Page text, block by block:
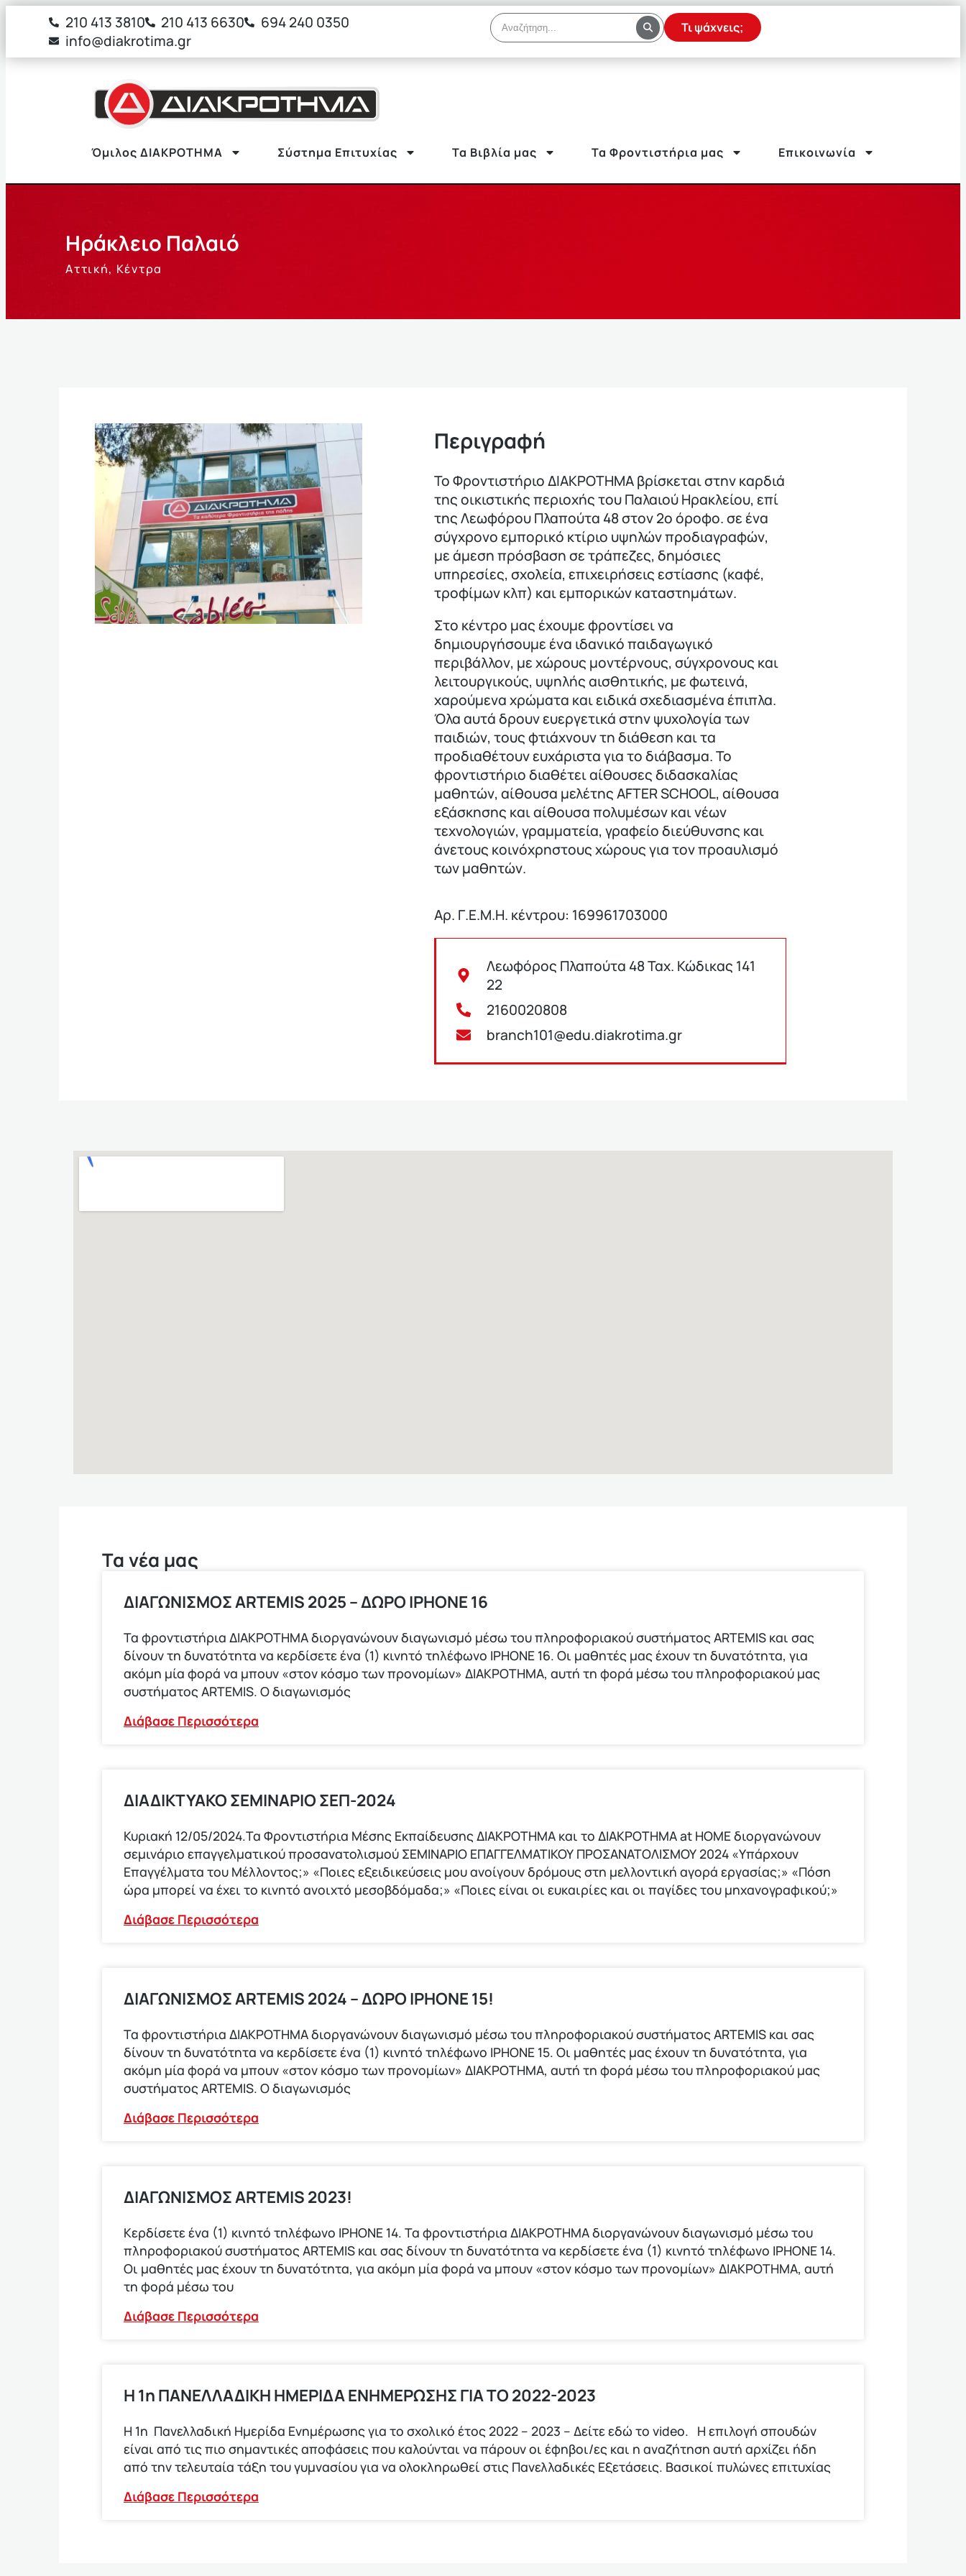
στο
περιεχόμενο210 413 3810 210 413 6630
694 240 0350
info@diakrotima.gr
Τι ψάχνεις;
Όμιλος ΔΙΑΚΡΟΤΗΜΑ Σύστημα Επιτυχίας Τα Βιβλία μας Τα Φροντιστήρια μας Επικοινωνία
Ηράκλειο Παλαιό
Αττική, Κέντρα
Περιγραφή
Το Φροντιστήριο ΔΙΑΚΡΟΤΗΜΑ βρίσκεται στην καρδιά
της οικιστικής περιοχής του Παλαιού Ηρακλείου, επί
της Λεωφόρου Πλαπούτα 48 στον 2ο όροφο. σε ένα
σύγχρονο εμπορικό κτίριο υψηλών προδιαγραφών,
με άμεση πρόσβαση σε τράπεζες, δημόσιες
υπηρεσίες, σχολεία, επιχειρήσεις εστίασης (καφέ,
τροφίμων κλπ) και εμπορικών καταστημάτων.
Στο κέντρο μας έχουμε φροντίσει να
δημιουργήσουμε ένα ιδανικό παιδαγωγικό
περιβάλλον, με χώρους μοντέρνους, σύγχρονους και
λειτουργικούς, υψηλής αισθητικής, με φωτεινά,
χαρούμενα χρώματα και ειδικά σχεδιασμένα έπιπλα.
Όλα αυτά δρουν ευεργετικά στην ψυχολογία των
παιδιών, τους φτιάχνουν τη διάθεση και τα
προδιαθέτουν ευχάριστα για το διάβασμα. Το
φροντιστήριο διαθέτει αίθουσες διδασκαλίας
μαθητών, αίθουσα μελέτης AFTER SCHOOL, αίθουσα
εξάσκησης και αίθουσα πολυμέσων και νέων
τεχνολογιών, γραμματεία, γραφείο διεύθυνσης και
άνετους κοινόχρηστους χώρους για τον προαυλισμό
των μαθητών.
Αρ. Γ.Ε.Μ.Η. κέντρου: 169961703000
Λεωφόρος Πλαπούτα 48 Ταχ. Κώδικας 141
22
2160020808
branch101@edu.diakrotima.gr
Τα νέα μας
ΔΙΑΓΩΝΙΣΜΟΣ ARTEMIS 2025 – ΔΩΡΟ ΙPHONE 16
Τα φροντιστήρια ΔΙΑΚΡΟΤΗΜΑ διοργανώνουν διαγωνισμό μέσω του πληροφοριακού συστήματος ARTEMIS και σας
δίνουν τη δυνατότητα να κερδίσετε ένα (1) κινητό τηλέφωνο ΙΡΗΟΝΕ 16. Οι μαθητές μας έχουν τη δυνατότητα, για
ακόμη μία φορά να μπουν «στον κόσμο των προνομίων» ΔΙΑΚΡΟΤΗΜΑ, αυτή τη φορά μέσω του πληροφοριακού μας
συστήματος ARTEMIS. Ο διαγωνισμός
Διάβασε Περισσότερα
ΔΙΑΔΙΚΤΥΑΚΟ ΣΕΜΙΝΑΡΙΟ ΣΕΠ-2024
Κυριακή 12/05/2024.Τα Φροντιστήρια Μέσης Εκπαίδευσης ΔΙΑΚΡΟΤΗΜΑ και το ΔΙΑΚΡΟΤΗΜΑ at HOME διοργανώνουν
σεμινάριο επαγγελματικού προσανατολισμού ΣΕΜΙΝΑΡΙΟ ΕΠΑΓΓΕΛΜΑΤΙΚΟΥ ΠΡΟΣΑΝΑΤΟΛΙΣΜΟΥ 2024 «Υπάρχουν
Επαγγέλματα του Μέλλοντος;» «Ποιες εξειδικεύσεις μου ανοίγουν δρόμους στη μελλοντική αγορά εργασίας;» «Πόση
ώρα μπορεί να έχει το κινητό ανοιχτό μεσοβδόμαδα;» «Ποιες είναι οι ευκαιρίες και οι παγίδες του μηχανογραφικού;»
Διάβασε Περισσότερα
ΔΙΑΓΩΝΙΣΜΟΣ ΑRTEMIS 2024 – ΔΩΡΟ IPHONE 15!
Τα φροντιστήρια ΔΙΑΚΡΟΤΗΜΑ διοργανώνουν διαγωνισμό μέσω του πληροφοριακού συστήματος ARTEMIS και σας
δίνουν τη δυνατότητα να κερδίσετε ένα (1) κινητό τηλέφωνο ΙΡΗΟΝΕ 15. Οι μαθητές μας έχουν τη δυνατότητα, για
ακόμη μία φορά να μπουν «στον κόσμο των προνομίων» ΔΙΑΚΡΟΤΗΜΑ, αυτή τη φορά μέσω του πληροφοριακού μας
συστήματος ARTEMIS. Ο διαγωνισμός
Διάβασε Περισσότερα
ΔΙΑΓΩΝΙΣΜΟΣ ARTEMIS 2023!
Κερδίσετε ένα (1) κινητό τηλέφωνο ΙΡΗΟΝΕ 14. Τα φροντιστήρια ΔΙΑΚΡΟΤΗΜΑ διοργανώνουν διαγωνισμό μέσω του
πληροφοριακού συστήματος ARTEMIS και σας δίνουν τη δυνατότητα να κερδίσετε ένα (1) κινητό τηλέφωνο ΙΡΗΟΝΕ 14.
Οι μαθητές μας έχουν τη δυνατότητα, για ακόμη μία φορά να μπουν «στον κόσμο των προνομίων» ΔΙΑΚΡΟΤΗΜΑ, αυτή
τη φορά μέσω του
Διάβασε Περισσότερα
Η 1η ΠΑΝΕΛΛΑΔΙΚΗ ΗΜΕΡΙΔΑ ΕΝΗΜΕΡΩΣΗΣ ΓΙΑ ΤΟ 2022-2023
Η 1η Πανελλαδική Ημερίδα Ενημέρωσης για το σχολικό έτος 2022 – 2023 – Δείτε εδώ το video. Η επιλογή σπουδών
είναι από τις πιο σημαντικές αποφάσεις που καλούνται να πάρουν οι έφηβοι/ες και η αναζήτηση αυτή αρχίζει ήδη
από την τελευταία τάξη του γυμνασίου για να ολοκληρωθεί στις Πανελλαδικές Εξετάσεις. Βασικοί πυλώνες επιτυχίας
Διάβασε Περισσότερα